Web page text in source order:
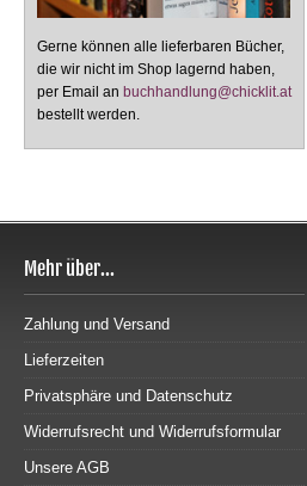
Gerne können alle lieferbaren Bücher,
die wir nicht im Shop lagernd haben,
per Email an buchhandlung@chicklit.at
bestellt werden.
Mehr über...
Zahlung und Versand
Lieferzeiten
Privatsphäre und Datenschutz
Widerrufsrecht und Widerrufsformular
Unsere AGB